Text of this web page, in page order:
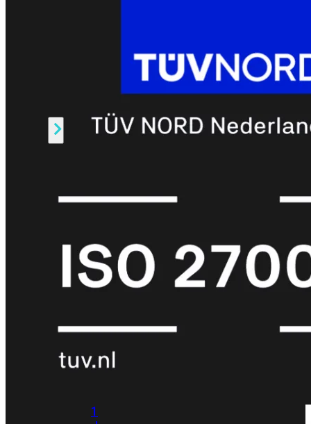
FortiWiFi
FortiCare
Essentials FortiCare
PremiumFortiCare
FortiCare
RMA
1